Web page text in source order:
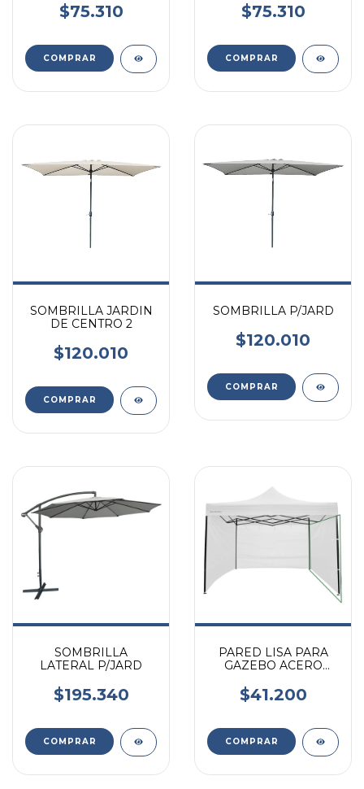
ALUMINIZADA
VONNE
$75.310
VONNE
$75.310
SOMBRILLA JARDIN
DE CENTRO 2
$120.010
SOMBRILLA P/JARD
$120.010
SOMBRILLA
LATERAL P/JARD
$195.340
PARED LISA PARA
GAZEBO ACERO
KUSHIRO
$41.200